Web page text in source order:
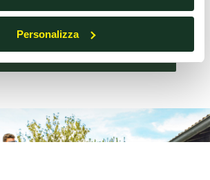
Personalizza
IL NOSTRO CANALE HOME &
OUTDOOR